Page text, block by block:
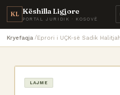
KL Këshilla Ligjore
PORTAL JURIDIK · KOSOVË
Kryefaqja Eprori i UÇK-së Sadik
LAJME